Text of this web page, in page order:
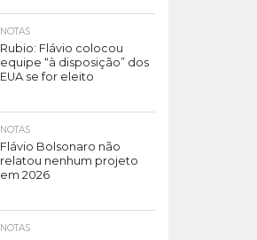
NOTAS
Rubio: Flávio colocou
equipe “à disposição” dos
EUA se for eleito
NOTAS
Flávio Bolsonaro não
relatou nenhum projeto
em 2026
NOTAS